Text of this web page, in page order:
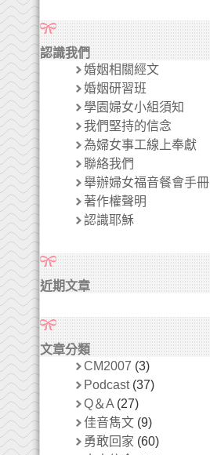
認識我們
婚姻相關經文
婚姻研習班
學園婦女小組須知
我們堅持的信念
為婦女事工線上奉獻
聯絡我們
舉辦婦女福音餐會手冊
著作權聲明
認識耶穌
近期文章
文章分類
CM2007 (3)
Podcast(37)
Q＆A (27)
佳音雋文 (9)
勇敢回家 (60)